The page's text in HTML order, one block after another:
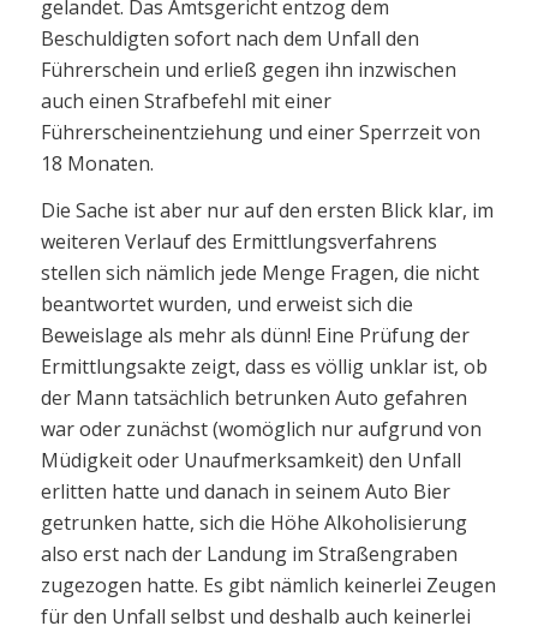
gelandet. Das Amtsgericht entzog dem
Beschuldigten sofort nach dem Unfall den
Führerschein und erließ gegen ihn inzwischen
auch einen Strafbefehl mit einer
Führerscheinentziehung und einer Sperrzeit von
18 Monaten.
Die Sache ist aber nur auf den ersten Blick klar, im
weiteren Verlauf des Ermittlungsverfahrens
stellen sich nämlich jede Menge Fragen, die nicht
beantwortet wurden, und erweist sich die
Beweislage als mehr als dünn! Eine Prüfung der
Ermittlungsakte zeigt, dass es völlig unklar ist, ob
der Mann tatsächlich betrunken Auto gefahren
war oder zunächst (womöglich nur aufgrund von
Müdigkeit oder Unaufmerksamkeit) den Unfall
erlitten hatte und danach in seinem Auto Bier
getrunken hatte, sich die Höhe Alkoholisierung
also erst nach der Landung im Straßengraben
zugezogen hatte. Es gibt nämlich keinerlei Zeugen
für den Unfall selbst und deshalb auch keinerlei